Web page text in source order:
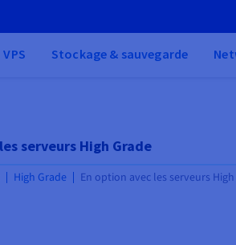
VPS Stockage & sauvegarde
serveurs High Grade
High Grade En option avec les serveurs